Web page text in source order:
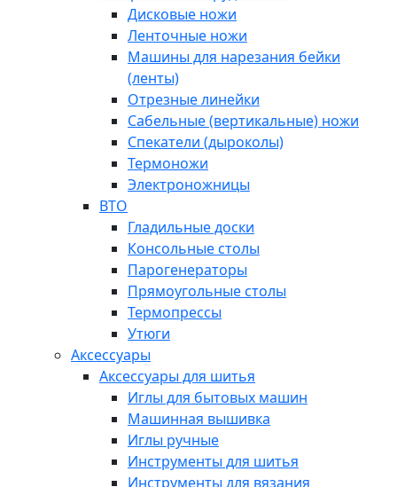
Дисковые ножи
Ленточные ножи
Машины для нарезания бейки
(ленты)
Отрезные линейки
Сабельные (вертикальные) ножи
Спекатели (дыроколы)
Термоножи
Электроножницы
ВТО
Гладильные доски
Консольные столы
Парогенераторы
Прямоугольные столы
Термопрессы
Утюги
Аксессуары
Аксессуары для шитья
Иглы для бытовых машин
Машинная вышивка
Иглы ручные
Инструменты для шитья
Инструменты для вязания